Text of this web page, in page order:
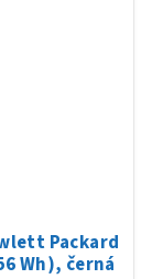
Packard
Wh), černá